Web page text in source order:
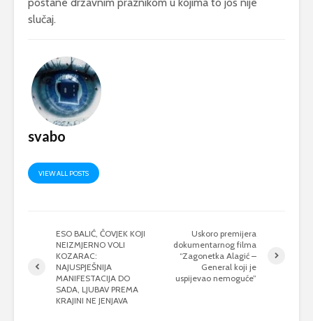
slučaj.
svabo
VIEW ALL POSTS
ESO BALIĆ, ČOVJEK KOJI
NEIZMJERNO VOLI
KOZARAC:
NAJUSPJEŠNIJA
MANIFESTACIJA DO
SADA, LJUBAV PREMA
KRAJINI NE JENJAVA
Uskoro premijera
dokumentarnog filma
“Zagonetka Alagić –
General koji je
uspijevao nemoguće”